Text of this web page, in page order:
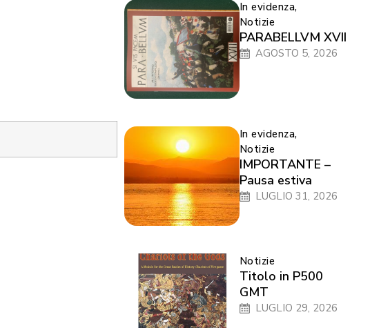
In evidenza,
Notizie
PARABELLVM XVII
AGOSTO 5, 2026
In evidenza,
Notizie
IMPORTANTE –
Pausa estiva
LUGLIO 31, 2026
Notizie
Titolo in P500
GMT
LUGLIO 29, 2026